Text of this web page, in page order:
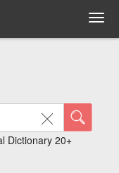
Dictionary 20+